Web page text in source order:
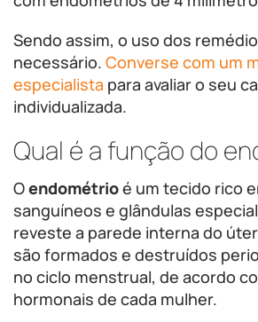
Sendo assim, o uso dos
necessário. Converse com um
especialista para avaliar o seu
individualizada.
Qual é a função do
Oendométrioé um tecido rico
sanguíneos e glândulas
reveste a parede interna do
são formados e destruídos
no ciclo menstrual, de acordo
hormonais de cada mulher.